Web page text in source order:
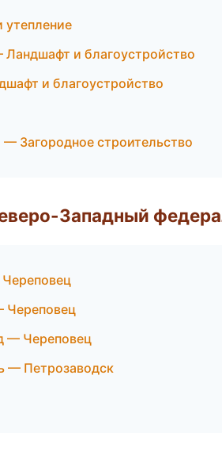
и благоустройство
и благоустройство
Загородное строительство
Западный
Череповец
— Череповец
— Петрозаводск